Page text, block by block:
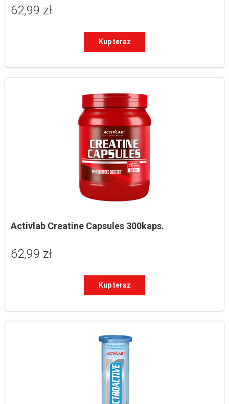
62,99 zł
Kup teraz
Activlab Creatine Capsules 300kaps.
62,99 zł
Kup teraz